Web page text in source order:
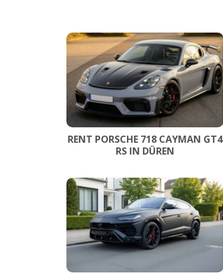
RENT PORSCHE 718 CAYMAN GT4
RS IN DÜREN